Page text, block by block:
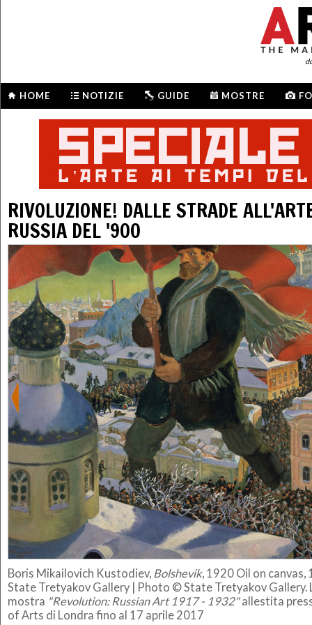
HOME NOTIZIE GUIDE MOSTRE
RIVOLUZIONE! DALLE STRADE
RUSSIA DEL '900
Boris Mikailovich Kustodiev, Bolshevik, 1920 Oil on canvas,
State Tretyakov Gallery | Photo © State Tretyakov Gallery.
mostra "Revolution: Russian Art 1917 - 1932"allestita
of Arts di Londra fino al 17 aprile 2017